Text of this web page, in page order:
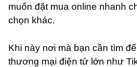
muốn đặt mua online nhanh
chọn khác.
Khi này nơi mà bạn cần tìm
thương mại điện tử lớn như